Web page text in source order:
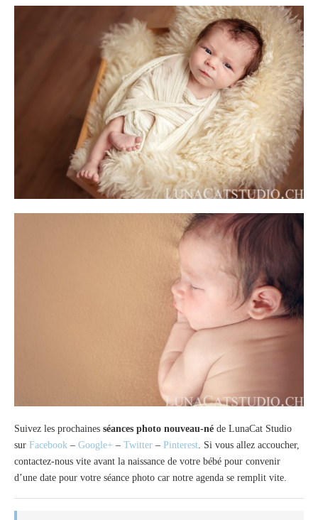
Suivez les prochaines séances photo nouveau-né de LunaCat Studio
sur Facebook – Google+ – Twitter – Pinterest. Si vous allez accoucher,
contactez-nous vite avant la naissance de votre bébé pour convenir
d’une date pour votre séance photo car notre agenda se remplit vite.